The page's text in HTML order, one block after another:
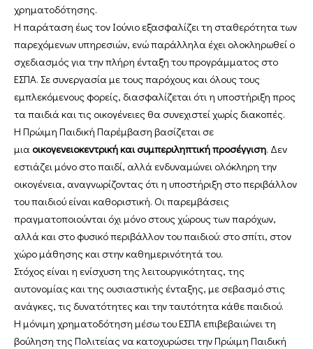
χρηματοδότησης.
Η παράταση έως τον Ιούνιο εξασφαλίζει τη σταθερότητα των
παρεχόμενων υπηρεσιών, ενώ παράλληλα έχει ολοκληρωθεί ο
σχεδιασμός για την πλήρη ένταξη του προγράμματος στο
ΕΣΠΑ. Σε συνεργασία με τους παρόχους και όλους τους
εμπλεκόμενους φορείς, διασφαλίζεται ότι η υποστήριξη προς
τα παιδιά και τις οικογένειες θα συνεχιστεί χωρίς διακοπές.
Η Πρώιμη Παιδική Παρέμβαση βασίζεται σε
μια οικογενειοκεντρική και συμπεριληπτική προσέγγιση. Δεν
εστιάζει μόνο στο παιδί, αλλά ενδυναμώνει ολόκληρη την
οικογένεια, αναγνωρίζοντας ότι η υποστήριξη στο περιβάλλον
του παιδιού είναι καθοριστική. Οι παρεμβάσεις
πραγματοποιούνται όχι μόνο στους χώρους των παρόχων,
αλλά και στο φυσικό περιβάλλον του παιδιού: στο σπίτι, στον
χώρο μάθησης και στην καθημερινότητά του.
Στόχος είναι η ενίσχυση της λειτουργικότητας, της
αυτονομίας και της ουσιαστικής ένταξης, με σεβασμό στις
ανάγκες, τις δυνατότητες και την ταυτότητα κάθε παιδιού.
Η μόνιμη χρηματοδότηση μέσω του ΕΣΠΑ επιβεβαιώνει τη
βούληση της Πολιτείας να κατοχυρώσει την Πρώιμη Παιδική